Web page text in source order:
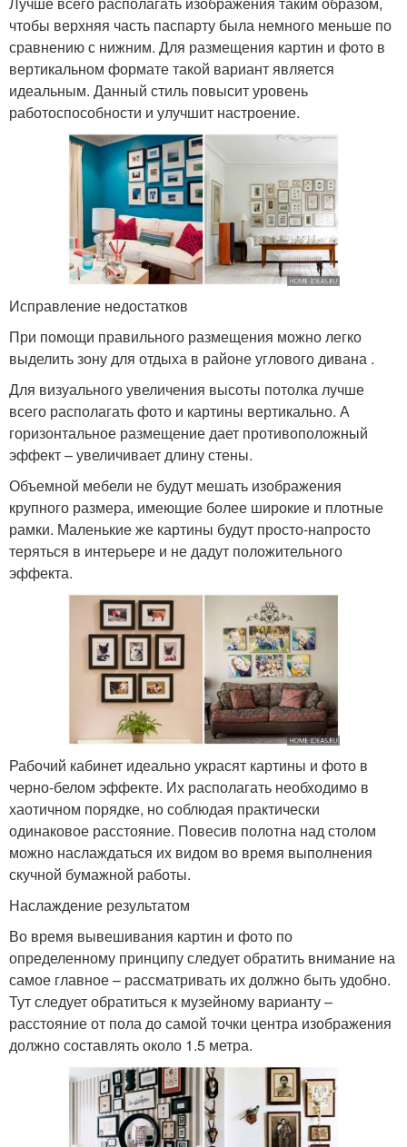
чтобы верхняя часть паспарту была немного меньше по
сравнению с нижним. Для размещения картин и фото в
вертикальном формате такой вариант является
идеальным. Данный стиль повысит уровень
работоспособности и улучшит настроение.
Исправление недостатков
При помощи правильного размещения можно легко
выделить зону для отдыха в районе углового дивана .
Для визуального увеличения высоты потолка лучше
всего располагать фото и картины вертикально. А
горизонтальное размещение дает противоположный
эффект – увеличивает длину стены.
Объемной мебели не будут мешать изображения
крупного размера, имеющие более широкие и плотные
рамки. Маленькие же картины будут просто-напросто
теряться в интерьере и не дадут положительного
эффекта.
Рабочий кабинет идеально украсят картины и фото в
черно-белом эффекте. Их располагать необходимо в
хаотичном порядке, но соблюдая практически
одинаковое расстояние. Повесив полотна над столом
можно наслаждаться их видом во время выполнения
скучной бумажной работы.
Наслаждение результатом
Во время вывешивания картин и фото по
определенному принципу следует обратить внимание на
самое главное – рассматривать их должно быть удобно.
Тут следует обратиться к музейному варианту –
расстояние от пола до самой точки центра изображения
должно составлять около 1.5 метра.